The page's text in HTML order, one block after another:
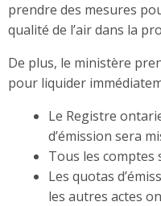
prendre des mesures
qualité de l’air dans la
De plus, le ministère
pour liquider
Le Registre
d’émission sera
Tous les comptes
Les quotas
les autres actes